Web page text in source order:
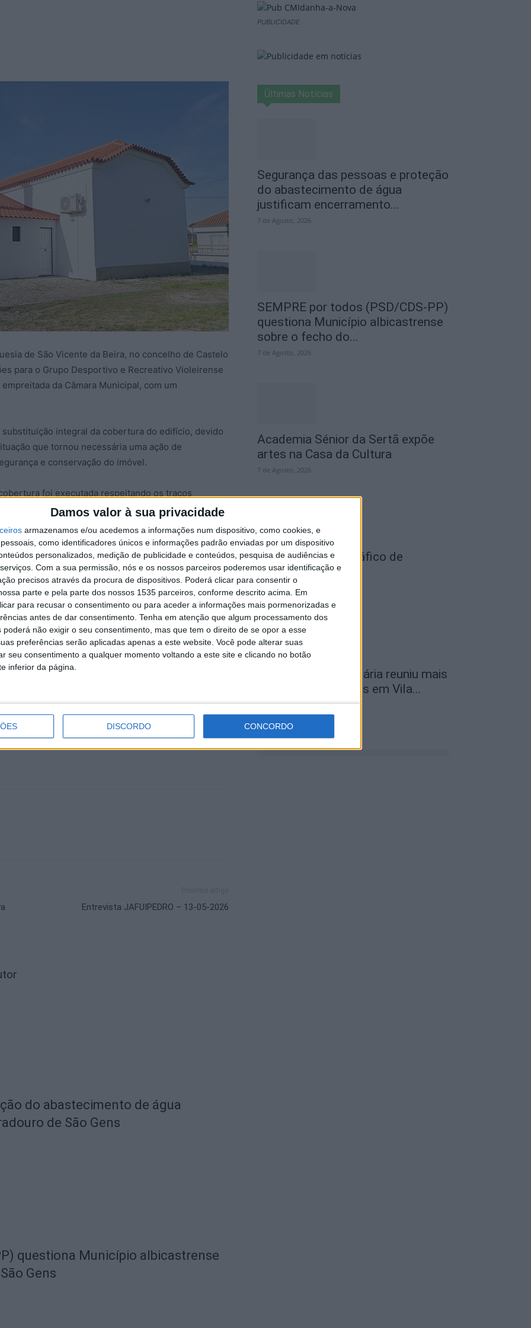
Damos valor à sua privacidade
armazenamos e/ou acedemos a informações num dispositivo, como cookies, e
como identificadores únicos e informações padrão enviadas por um dispositivo
personalizados, medição de publicidade e conteúdos, pesquisa de audiências e
Com a sua permissão, nós e os nossos parceiros poderemos usar identificação e
precisos através da procura de dispositivos. Poderá clicar para consentir o
parte e pela parte dos nossos 1535 parceiros, conforme descrito acima. Em
para recusar o consentimento ou para aceder a informações mais pormenorizadas e
antes de dar consentimento. Tenha em atenção que algum processamento dos
poderá não exigir o seu consentimento, mas que tem o direito de se opor a esse
preferências serão aplicadas apenas a este website. Você pode alterar suas
seu consentimento a qualquer momento voltando a este site e clicando no botão
inferior da página.
DISCORDO CONCORDO
de São Vicente da Beira, no concelho de Castelo
para o Grupo Desportivo e Recreativo Violeirense
da Câmara Municipal, com um
integral da cobertura do edifício, devido
que tornou necessária uma ação de
e conservação do imóvel.
foi executada respeitando os traços
a identidade e características originais do
de infiltrações no interior, a reparação e
alguma caixilharia e beirados, bem como diversos
energética. Os trabalhos incluíram igualmente a
diversos arranjos, nomeadamente a
já existente, valorizando este espaço ao serviço da
dinamização da vida associativa e comunitária.
oferecer maior conforto, funcionalidade e
melhores condições para a realização de
de convívio.
empenhado em apoiar o movimento associativo
a qualidade de vida das populações e para o
Entrevista JAFUIPEDRO – 13-05-2026
do abastecimento de água
de São Gens
questiona Município albicastrense
Gens
PUBLICIDADE
Últimas Notícias
Segurança das pessoas e proteção
do abastecimento de água
justificam encerramento...
7 de Agosto, 2026
SEMPRE por todos (PSD/CDS-PP)
questiona Município albicastrense
sobre o fecho do...
7 de Agosto, 2026
Academia Sénior da Sertã expõe
artes na Casa da Cultura
7 de Agosto, 2026
Dois detidos por tráfico de
estupefaciente
7 de Agosto, 2026
2ª Neon Walk Solidária reuniu mais
de 300 participantes em Vila...
7 de Agosto, 2026